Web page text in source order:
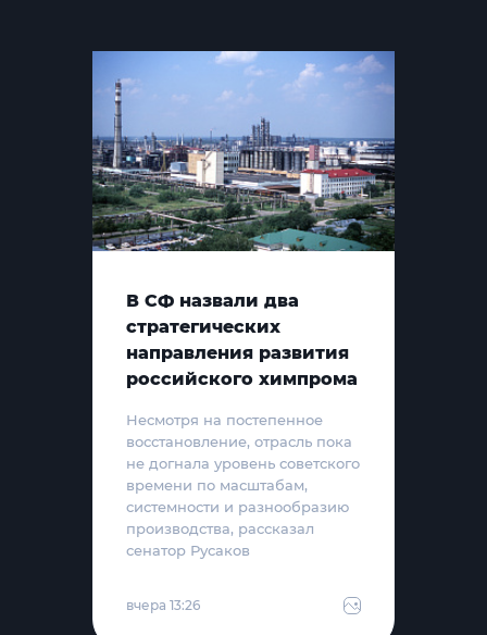
В СФ назвали два
стратегических
направления развития
российского химпрома
Несмотря на постепенное
восстановление, отрасль пока
не догнала уровень советского
времени по масштабам,
системности и разнообразию
производства, рассказал
сенатор Русаков
вчера 13:26